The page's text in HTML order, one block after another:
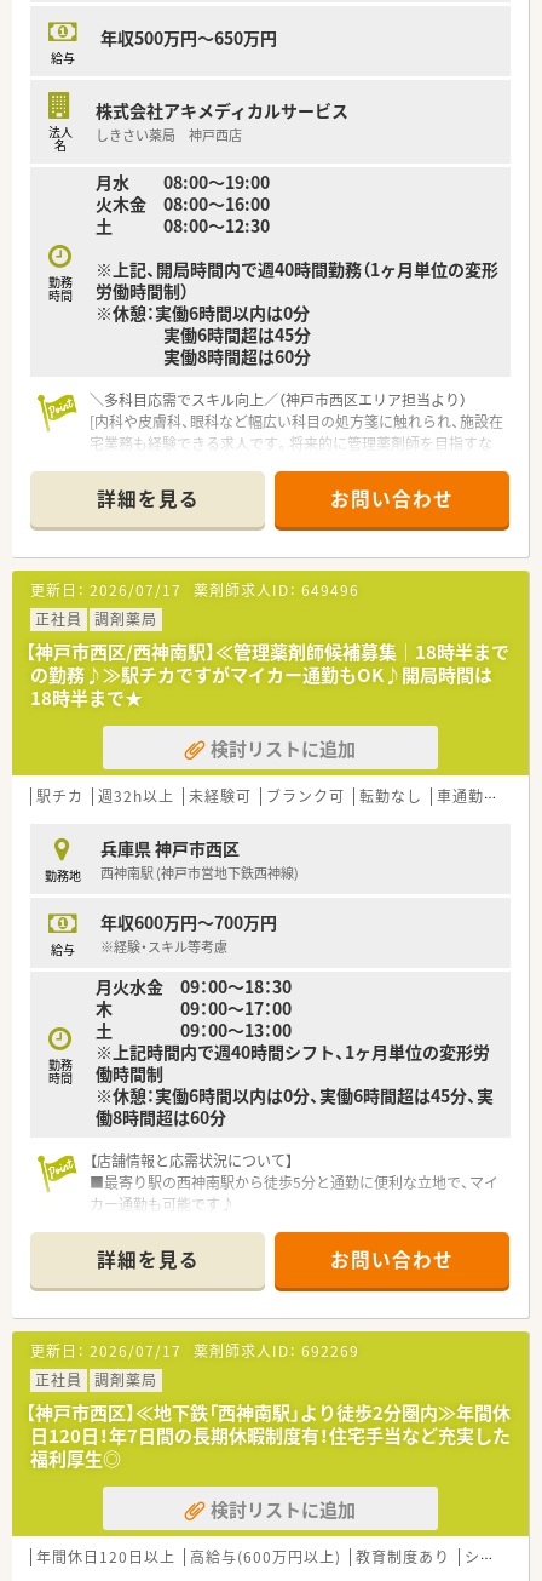
て祝日も別途お休みとなる魅力的な求人です。
■ご経験やスキルをしっかりと考慮した上で、年収500万円から
■住宅補助などの手当も充実しており、腰を据えて長期的にキャ
リアを築いていきたい方にもおすすめできます。
給与
年収500万円～650万円
法人
名
株式会社アキメディカルサービス
しきさい薬局 神戸西店
勤務
時間
月水 08:00～19:00
火木金 08:00～16:00
土 08:00～12:30
※上記、開局時間内で週40時間勤務（1ヶ月単位の変形
労働時間制）
※休憩：実働6時間以内は0分
実働6時間超は45分
実働8時間超は60分
＼多科目応需でスキル向上／（神戸市西区エリア担当より）
[内科や皮膚科、眼科など幅広い科目の処方箋に触れられ、施設在
宅業務も経験できる求人です。将来的に管理薬剤師を目指すな
【店舗情報と応需状況について】
■最寄り駅からは車で7分ほどの場所に位置しており、マイカー
での通勤が非常に便利な立地にある調剤薬局です。
■内科や皮膚科をはじめ、眼科や精神科など幅広い専門科目の処
方箋を1日50枚から60枚ほど応需しています。
■月曜日と水曜日は処方箋の枚数が100枚程度に増えるため、メ
リハリをつけて業務に取り組むことができる環境です。
【募集背景と求める人物像について】
■今回は店舗の体制強化と将来を見据えた増員募集であり、意欲
的に業務に取り組んでいただける方を求めています。
■幅広い年齢層の患者様に対応するため、柔軟なコミュニケーシ
ョン能力を持ち合わせた薬剤師の方を歓迎いたします。
■保険調剤の経験を活かし、チームワークを大切にしながら店舗
【法人特徴について】
■平成24年に設立された若い企業でありながら、姫路市と神戸
■オーナーは医療や福祉だけでなく幅広い事業を手掛けており、
会社の安定性が非常に高く安心して長く働ける法人です。
た収益はしっかりと社員に還元する方針を持っています。
【求人情報について】
■正社員の勤務薬剤師としての採用であり、年収は500万円から
600万円の範囲で経験に応じてご相談が可能です。
■日曜日と祝日のお休みに加えて他1日のシフト休みがあり、プ
ライベートの予定も立てやすく働きやすい環境です。
テージの変化に合わせた働き方の選択が可能です。
詳細を見る お問い合わせ
更新日： 2026/07/17 薬剤師求人ID： 649496
正社員
調剤薬局
【神戸市西区/西神南駅】≪管理薬剤師候補募集│18時半まで
の勤務♪≫駅チカですがマイカー通勤もOK♪開局時間は
18時半まで★
検討リストに追加
駅チカ 週32h以上 未経験可 ブランク可 転勤なし 車通勤可
勤務地
兵庫県 神戸市西区
西神南駅 (神戸市営地下鉄西神線)
給与
年収600万円～700万円
※経験・スキル等考慮
勤務
時間
月火水金 09：00～18：30
木 09：00～17：00
土 09：00～13：00
※上記時間内で週40時間シフト、1ヶ月単位の変形労
働時間制
※休憩：実働6時間以内は0分、実働6時間超は45分、実
働8時間超は60分
【店舗情報と応需状況について】
■最寄り駅の西神南駅から徒歩5分と通勤に便利な立地で、マイ
カー通勤も可能です♪
し、1日70～80枚を扱います。
■薬剤師は常時2～3名体制で、事務スタッフと協力しながら業
務に取り組める環境です。
【募集背景と求める人物像について】
■今後の店舗運営を担っていただく、次世代の管理薬剤師候補を
募集しております。
■4年以上の調剤経験をお持ちで、チームを牽引するリーダーシ
ップのある方を求めています。
■産婦人科や小児科といった専門領域の知識を深め、スキルアッ
プしたい方を歓迎します。
【法人特徴について】
■神戸市や三木市で地域に根差した薬局を複数展開する、安定し
たグループの一員です。
詳細を見る お問い合わせ
更新日： 2026/07/17 薬剤師求人ID： 692269
正社員
調剤薬局
【神戸市西区】≪地下鉄「西神南駅」より徒歩2分圏内≫年間休
日120日！年7日間の長期休暇制度有！住宅手当など充実した
福利厚生◎
検討リストに追加
年間休日120日以上 高給与(600万円以上) 教育制度あり シフト制